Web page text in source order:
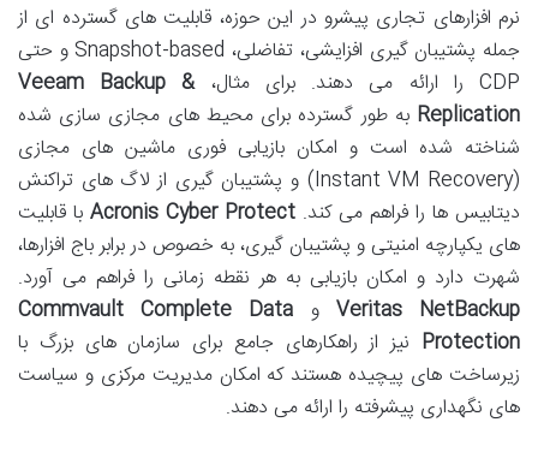
نرم افزارهای تجاری پیشرو در این حوزه، قابلیت های گسترده ای از
جمله پشتیبان گیری افزایشی، تفاضلی، Snapshot-based و حتی
CDP را ارائه می دهند. برای مثال،
Veeam Backup &
Replication به طور گسترده برای محیط های مجازی سازی شده
شناخته شده است و امکان بازیابی فوری ماشین های مجازی
(Instant VM Recovery) و پشتیبان گیری از لاگ های تراکنش
دیتابیس ها را فراهم می کند. Acronis Cyber Protect با قابلیت
های یکپارچه امنیتی و پشتیبان گیری، به خصوص در برابر باج افزارها،
شهرت دارد و امکان بازیابی به هر نقطه زمانی را فراهم می آورد.
Veritas NetBackup و Commvault Complete Data
Protection نیز از راهکارهای جامع برای سازمان های بزرگ با
زیرساخت های پیچیده هستند که امکان مدیریت مرکزی و سیاست
های نگهداری پیشرفته را ارائه می دهند.